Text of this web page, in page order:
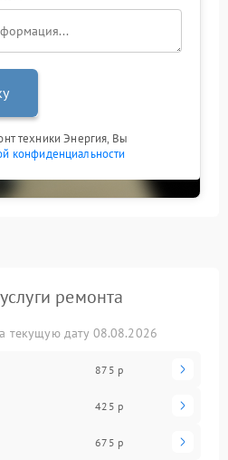
техники Энергия, Вы
конфиденциальности
ремонта
текущую дату 08.08.2026
875 р
425 р
675 р